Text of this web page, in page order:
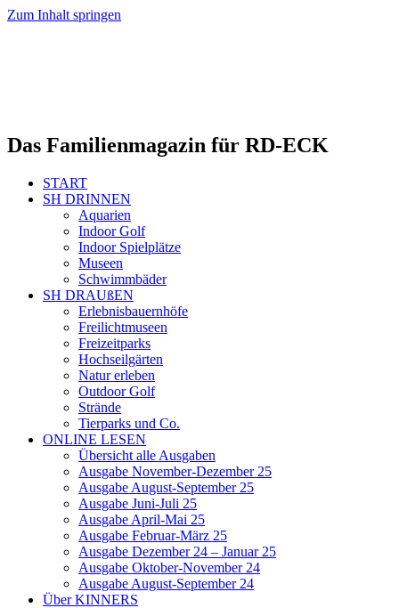
Zum Inhalt springen
Das Familienmagazin für RD-ECK
START
SH DRINNEN
Aquarien
Indoor Golf
Indoor Spielplätze
Museen
Schwimmbäder
SH DRAUßEN
Erlebnisbauernhöfe
Freilichtmuseen
Freizeitparks
Hochseilgärten
Natur erleben
Outdoor Golf
Strände
Tierparks und Co.
ONLINE LESEN
Übersicht alle Ausgaben
Ausgabe November-Dezember 25
Ausgabe August-September 25
Ausgabe Juni-Juli 25
Ausgabe April-Mai 25
Ausgabe Februar-März 25
Ausgabe Dezember 24 – Januar 25
Ausgabe Oktober-November 24
Ausgabe August-September 24
Über KINNERS